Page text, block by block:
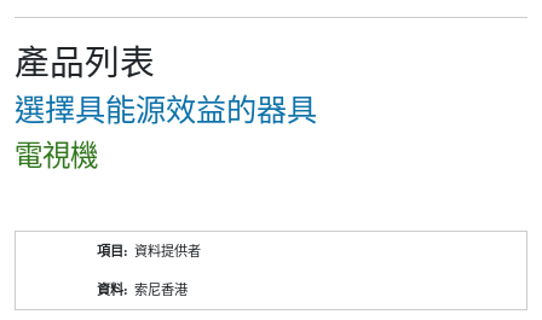
產品列表
選擇具能源效益的器具
電視機
資料提供者
索尼香港